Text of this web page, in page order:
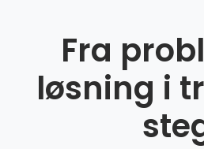
Fra
løsning i